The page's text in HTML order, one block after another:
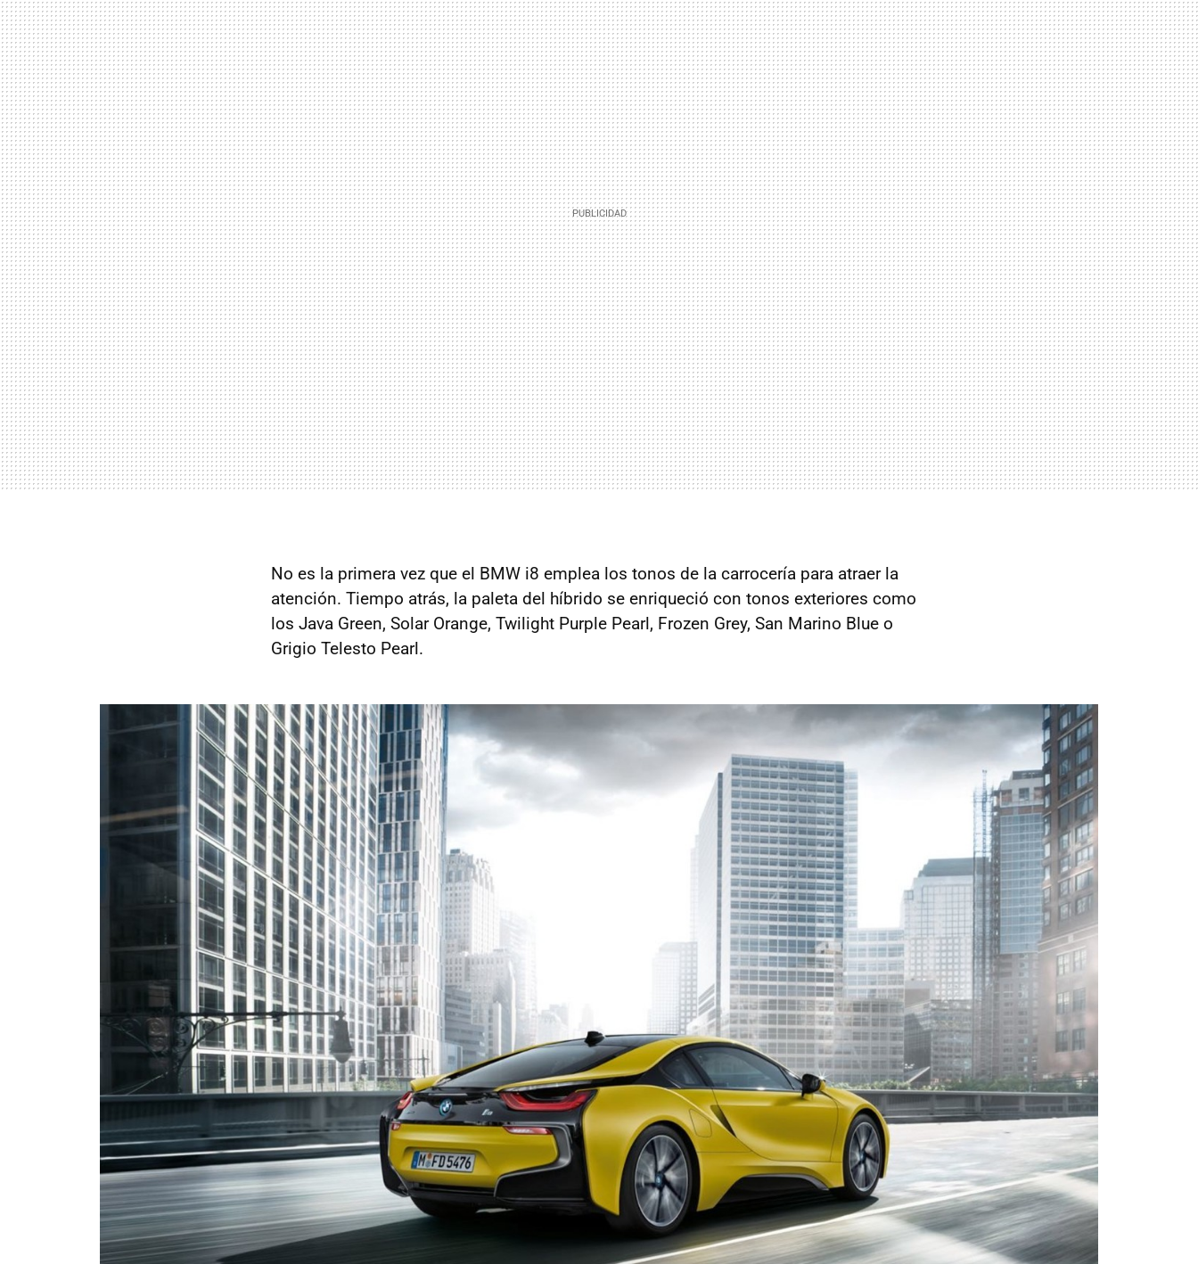
No es la primera vez que el BMW i8 emplea los tonos de la carrocería para atraer la
atención. Tiempo atrás, la paleta del híbrido se enriqueció con tonos exteriores como
los Java Green, Solar Orange, Twilight Purple Pearl, Frozen Grey, San Marino Blue o
Grigio Telesto Pearl.